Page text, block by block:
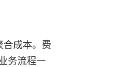
成本。费
务流程一